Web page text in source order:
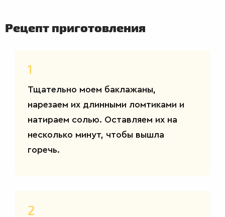
ВТОРЫЕ
БЛЮДА
Рецепт приготовления
1
Тщательно моем баклажаны,
нарезаем их длинными ломтиками и
натираем солью. Оставляем их на
несколько минут, чтобы вышла
горечь.
2